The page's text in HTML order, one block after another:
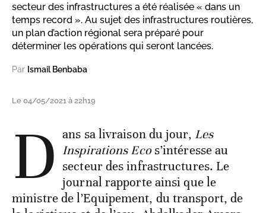
secteur des infrastructures a été réalisée « dans un
temps record ». Au sujet des infrastructures routières,
un plan d’action régional sera préparé pour
déterminer les opérations qui seront lancées.
Par Ismail Benbaba
Le 04/05/2021 à 22h19
D ans sa livraison du jour, Les
Inspirations Ecos’intéresse au
secteur des infrastructures. Le
journal rapporte ainsi que le
ministre de l’Equipement, du transport, de